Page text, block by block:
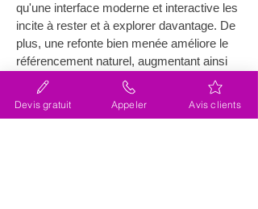
qu'une interface moderne et interactive les
incite à rester et à explorer davantage. De
plus, une refonte bien menée améliore le
référencement naturel, augmentant ainsi
votre visibilité en ligne. L'agence Lacky,
avec sa certification Wix niveau Légende,
veille à ce que chaque aspect de votre
Devis gratuit Appeler Avis clients